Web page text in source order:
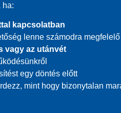
ha:
kapcsolatban
lenne számodra megfelelő
vagy az utánvét
egy döntés előtt
mint hogy bizonytalan